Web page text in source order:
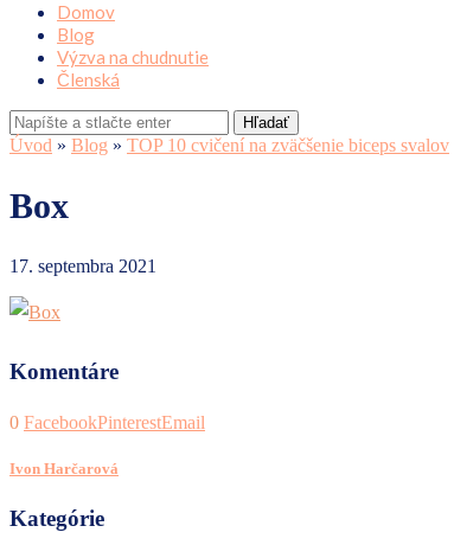
Domov
Blog
Výzva na chudnutie
Členská
Hľadať
Úvod » Blog » TOP 10 cvičení na zväčšenie biceps svalov
Box
17. septembra 2021
Komentáre
0 FacebookPinterestEmail
Ivon Harčarová
Kategórie